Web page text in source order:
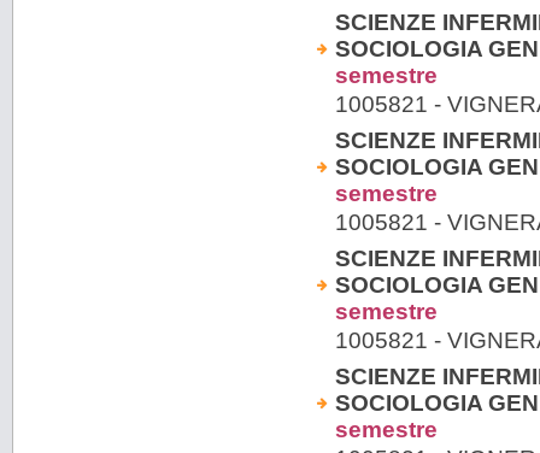
SCIENZE
SOCIOLOGIA
semestre
1005821 -
SCIENZE
SOCIOLOGIA
semestre
1005821 -
SCIENZE
SOCIOLOGIA
semestre
1005821 -
SCIENZE
SOCIOLOGIA
semestre